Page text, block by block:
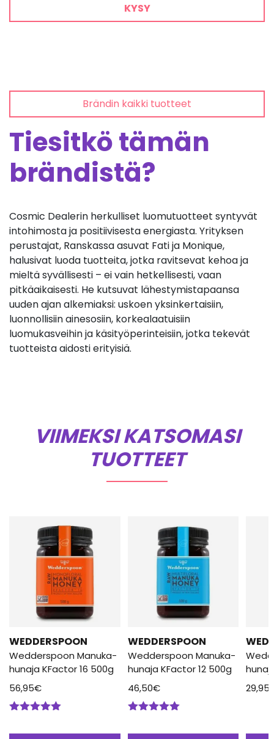
KYSY
Brändin kaikki tuotteet
Tiesitkö tämän
brändistä?
Cosmic Dealerin herkulliset luomutuotteet syntyvät
intohimosta ja positiivisesta energiasta. Yrityksen
perustajat, Ranskassa asuvat Fati ja Monique,
halusivat luoda tuotteita, jotka ravitsevat kehoa ja
mieltä syvällisesti – ei vain hetkellisesti, vaan
pitkäaikaisesti. He kutsuvat lähestymistapaansa
uuden ajan alkemiaksi: uskoen yksinkertaisiin,
luonnollisiin ainesosiin, korkealaatuisiin
luomukasveihin ja käsityöperinteisiin, jotka tekevät
tuotteista aidosti erityisiä.
VIIMEKSI KATSOMASI
TUOTTEET
WEDDERSPOON
Wedderspoon Manuka-
hunaja KFactor 16 500g
56,95€
WEDDERSPOON
Wedderspoon Manuka-
hunaja KFactor 12 500g
46,50€
29,95